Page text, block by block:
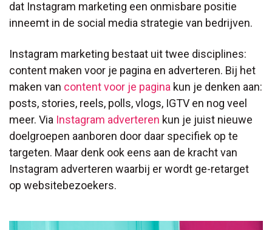
dat Instagram marketing een onmisbare positie
inneemt in de social media strategie van bedrijven.
Instagram marketing bestaat uit twee disciplines:
content maken voor je pagina en adverteren. Bij het
maken van content voor je pagina kun je denken aan:
posts, stories, reels, polls, vlogs, IGTV en nog veel
meer. Via Instagram adverteren kun je juist nieuwe
doelgroepen aanboren door daar specifiek op te
targeten. Maar denk ook eens aan de kracht van
Instagram adverteren waarbij er wordt ge-retarget
op websitebezoekers.